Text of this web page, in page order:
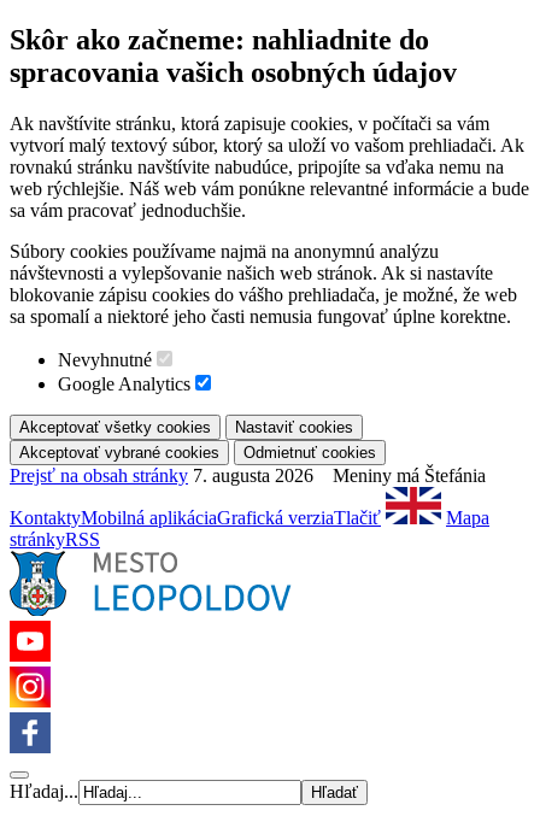
Skôr ako začneme: nahliadnite do
spracovania vašich osobných údajov
Ak navštívite stránku, ktorá zapisuje cookies, v počítači sa vám
vytvorí malý textový súbor, ktorý sa uloží vo vašom prehliadači. Ak
rovnakú stránku navštívite nabudúce, pripojíte sa vďaka nemu na
web rýchlejšie. Náš web vám ponúkne relevantné informácie a bude
sa vám pracovať jednoduchšie.
Súbory cookies používame najmä na anonymnú analýzu
návštevnosti a vylepšovanie našich web stránok. Ak si nastavíte
blokovanie zápisu cookies do vášho prehliadača, je možné, že web
sa spomalí a niektoré jeho časti nemusia fungovať úplne korektne.
Nevyhnutné
Google Analytics
Prejsť na obsah stránky 7. augusta 2026 Meniny má Štefánia
KontaktyMobilná aplikáciaGrafická verziaTlačiť
Mapa
stránkyRSS
Hľadaj...